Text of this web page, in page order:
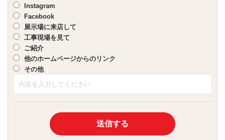
Instagram
Facebook
展示場に来店して
工事現場を見て
ご紹介
他のホームページからのリンク
その他